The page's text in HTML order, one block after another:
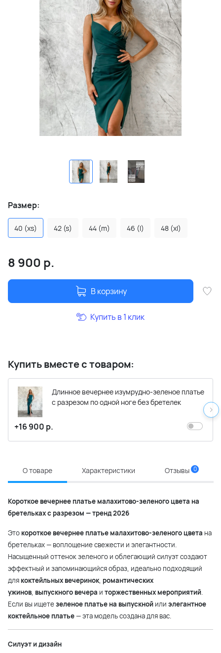
Размер:
40 (xs) 42 (s) 44 (m) 46 (l) 48 (xl)
8 900 р.
В корзину
Купить в 1 клик
Купить вместе с товаром:
Длинное вечернее изумрудно-зеленое платье
с разрезом по одной ноге без бретелек
+16 900 р.
О товаре Характеристики Отзывы 0
Короткое вечернее платье малахитово-зеленого цвета на
бретельках с разрезом — тренд 2026
Это короткое вечернее платье малахитово-зеленого цвета на
бретельках — воплощение свежести и элегантности.
Насыщенный оттенок зеленого и облегающий силуэт создают
эффектный и запоминающийся образ, идеально подходящий
для коктейльных вечеринок, романтических
ужинов, выпускного вечера и торжественных мероприятий.
Если вы ищетезеленое платье на выпускной или элегантное
коктейльное платье— эта модель создана для вас.
Силуэт и дизайн